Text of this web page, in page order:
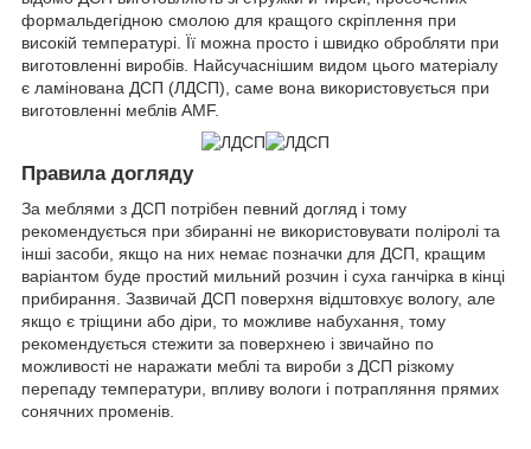
формальдегідною смолою для кращого скріплення при
високій температурі. Її можна просто і швидко обробляти при
виготовленні виробів. Найсучаснішим видом цього матеріалу
є ламінована ДСП (ЛДСП), саме вона використовується при
виготовленні меблів AMF.
Правила догляду
За меблями з ДСП потрібен певний догляд і тому
рекомендується при збиранні не використовувати поліролі та
інші засоби, якщо на них немає позначки для ДСП, кращим
варіантом буде простий мильний розчин і суха ганчірка в кінці
прибирання. Зазвичай ДСП поверхня відштовхує вологу, але
якщо є тріщини або діри, то можливе набухання, тому
рекомендується стежити за поверхнею і звичайно по
можливості не наражати меблі та вироби з ДСП різкому
перепаду температури, впливу вологи і потрапляння прямих
сонячних променів.